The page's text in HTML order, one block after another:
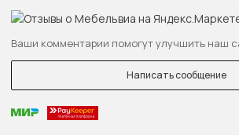
Ваши комментарии помогут улучшить наш
Написать сообщение